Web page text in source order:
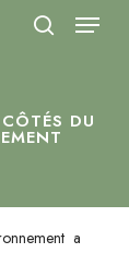
Menu
DU
a